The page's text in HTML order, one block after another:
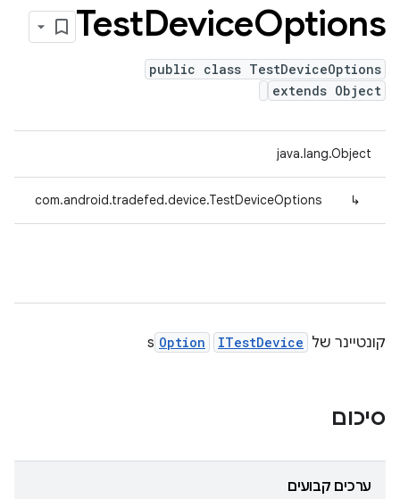
TestDeviceOptions
public class TestDeviceOptions
extends Object
java.lang.Object
↳
com.android.tradefed.device.TestDeviceOptions
קונטיינר של ITestDevice
Option
s
סיכום
ערכים קבועים